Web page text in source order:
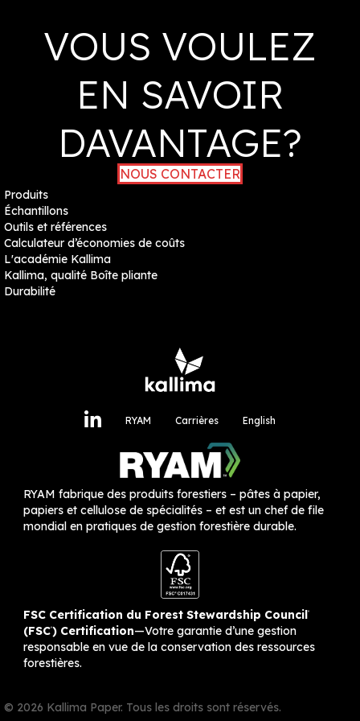
VOUS VOULEZ
EN SAVOIR
DAVANTAGE?
NOUS CONTACTER
Produits
Échantillons
Outils et références
Calculateur d’économies de coûts
L'académie Kallima
Kallima, qualité Boîte pliante
Durabilité
RYAM Carrières English
RYAM fabrique des produits forestiers – pâtes à papier,
papiers et cellulose de spécialités – et est un chef de file
mondial en pratiques de gestion forestière durable.
FSC Certification du Forest Stewardship Council®
(FSC®) Certification—Votre garantie d’une gestion
responsable en vue de la conservation des ressources
forestières.
© 2026 Kallima Paper. Tous les droits sont réservés.